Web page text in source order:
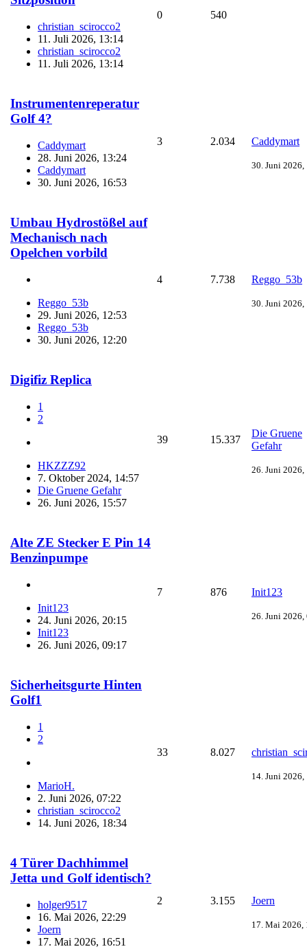
christian_scirocco2
11. Juli 2026, 13:14
christian_scirocco2
11. Juli 2026, 13:14
0 540
Instrumentenreperatur
Golf 4?
Caddymart
28. Juni 2026, 13:24
Caddymart
30. Juni 2026, 16:53
3 2.034 Caddymart
30. Juni 2026,
Umbau Hydrostößel auf
Mechanisch nach
Opelchen vorbild
Reggo_53b
29. Juni 2026, 12:53
Reggo_53b
30. Juni 2026, 12:20
4 7.738 Reggo_53b
30. Juni 2026,
Digifiz Replica
1
2
HKZZZ92
7. Oktober 2024, 14:57
Die Gruene Gefahr
26. Juni 2026, 15:57
39 15.337
Die Gruene
Gefahr
26. Juni 2026,
Alte ZE Stecker E Pin 14
Benzinpumpe
Init123
24. Juni 2026, 20:15
Init123
26. Juni 2026, 09:17
7 876 Init123
26. Juni 2026,
Sicherheitsgurte Hinten
Golf1
1
2
MarioH.
2. Juni 2026, 07:22
christian_scirocco2
14. Juni 2026, 18:34
33 8.027
14. Juni 2026,
4 Türer Dachhimmel
Jetta und Golf identisch?
holger9517
16. Mai 2026, 22:29
Joern
17. Mai 2026, 16:51
2 3.155 Joern
17. Mai 2026,